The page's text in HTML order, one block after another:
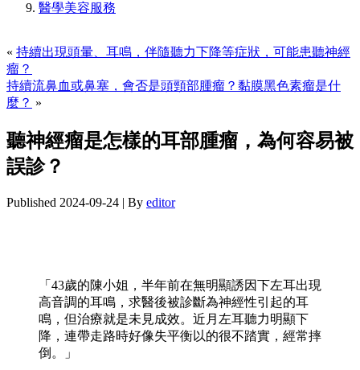
醫學美容服務
« 持續出現頭暈、耳鳴，伴隨聽力下降等症狀，可能患聽神經
瘤？
持續流鼻血或鼻塞，會否是頭頸部腫瘤？黏膜黑色素瘤是什
麼？ »
聽神經瘤是怎樣的耳部腫瘤，為何容易被
誤診？
Published 2024-09-24 | By editor
「43歲的陳小姐，半年前在無明顯誘因下左耳出現
高音調的耳鳴，求醫後被診斷為神經性引起的耳
鳴，但治療就是未見成效。近月左耳聽力明顯下
降，連帶走路時好像失平衡以的很不踏實，經常摔
倒。」